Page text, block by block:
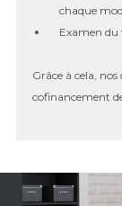
chaque
Examen
Grâce à cela,
cofinancement